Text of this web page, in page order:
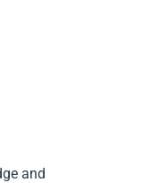
and